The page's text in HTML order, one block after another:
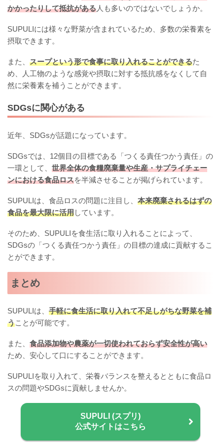
かかったりして抵抗がある人も多いのではないでしょうか。
SUPULIには様々な野菜が含まれているため、多数の栄養素を
摂取できます。
また、 スープという形で食事に取り入れることができるた
め、人工物のような感覚や摂取に対する抵抗感をなくして自
然に栄養素を補うことができます。
SDGsに関心がある
近年、SDGsが話題になっています。
SDGsでは、12個目の目標である「つくる責任つかう責任」の
一環として、 世界全体の食糧廃棄量や生産・サプライチェー
ンにおける食品ロスを半減させることが掲げられています。
SUPULIは、食品ロスの問題に注目し、 本来廃棄されるはずの
食品を最大限に活用しています。
そのため、SUPULIを食生活に取り入れることによって、
SDGsの「つくる責任つかう責任」の目標の達成に貢献するこ
とができます。
まとめ
SUPULIは、 手軽に食生活に取り入れて不足しがちな野菜を補
うことが可能です。
また、 食品添加物や農薬が一切使われておらず安全性が高い
ため、安心して口にすることができます。
SUPULIを取り入れて、栄養バランスを整えるとともに食品ロ
スの問題やSDGsに貢献しませんか。
SUPULI (スプリ)
公式サイトはこちら